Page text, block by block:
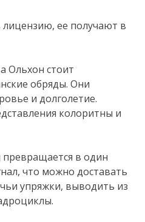
ее получают в
Ольхон стоит
обряды. Они
и долголетие.
колоритны и
в один
что можно доставать
упряжки, выводить из